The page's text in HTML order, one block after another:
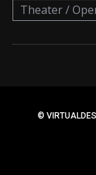
Theater /
©